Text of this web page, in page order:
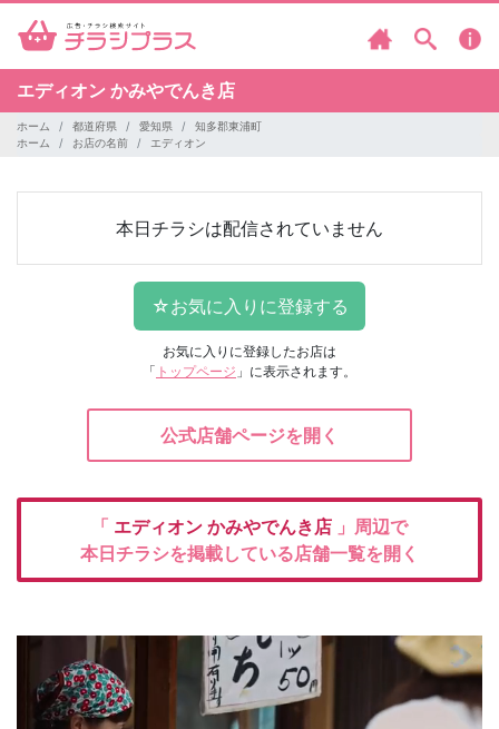
エディオン かみやでんき店
ホーム 都道府県 愛知県
知多郡東浦町
ホーム
お店の名前 エディオン
本日チラシは配信されていません
お気に入りに登録したお店は
「 トップページ 」に表示されます。
公式店舗ページを開く
「 エディオン かみやでんき店 」周辺で
本日チラシを掲載している店舗一覧を開く